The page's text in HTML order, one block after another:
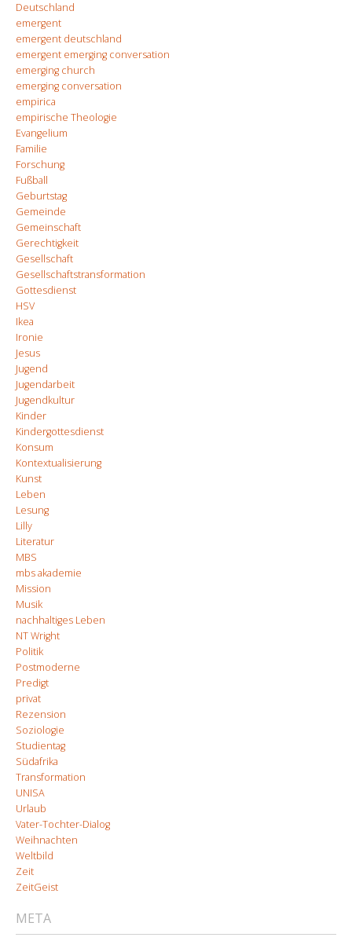
Deutschland
emergent
emergent deutschland
emergent emerging conversation
emerging church
emerging conversation
empirica
empirische Theologie
Evangelium
Familie
Forschung
Fußball
Geburtstag
Gemeinde
Gemeinschaft
Gerechtigkeit
Gesellschaft
Gesellschaftstransformation
Gottesdienst
HSV
Ikea
Ironie
Jesus
Jugend
Jugendarbeit
Jugendkultur
Kinder
Kindergottesdienst
Konsum
Kontextualisierung
Kunst
Leben
Lesung
Lilly
Literatur
MBS
mbs akademie
Mission
Musik
nachhaltiges Leben
NT Wright
Politik
Postmoderne
Predigt
privat
Rezension
Soziologie
Studientag
Südafrika
Transformation
UNISA
Urlaub
Vater-Tochter-Dialog
Weihnachten
Weltbild
Zeit
ZeitGeist
META